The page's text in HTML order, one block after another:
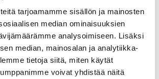
tarjoamamme sisällön ja mainosten
median ominaisuuksien
analysoimiseen. Lisäksi
median, mainosalan ja analytiikka-
tietoja siitä, miten käytät
voivat yhdistää näitä
sähkösopimuksen, joka
ja kohtuullisen hinnan. Sopii
jotka haluavat huolettomuutta ja